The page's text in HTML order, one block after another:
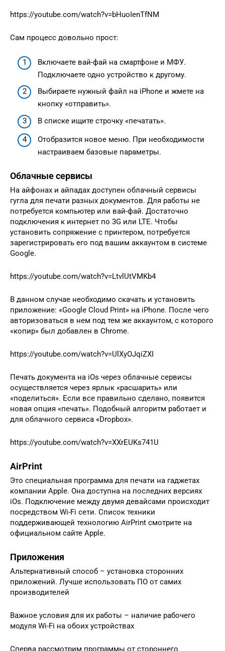
https://youtube.com/watch?v=bHuoIenTfNM
Сам процесс довольно прост:
Включаете вай-фай на смартфоне и МФУ.
Подключаете одно устройство к другому.
Выбираете нужный файл на iPhone и жмете на
кнопку «отправить».
В списке ищите строчку «печатать».
Отобразится новое меню. При необходимости
настраиваем базовые параметры.
Облачные сервисы
На айфонах и айпадах доступен облачный сервисы
гугла для печати разных документов. Для работы не
потребуется компьютер или вай-фай. Достаточно
подключения к интернет по 3G или LTE. Чтобы
установить сопряжение с принтером, потребуется
зарегистрировать его под вашим аккаунтом в системе
Google.
https://youtube.com/watch?v=LtvlUtVMKb4
В данном случае необходимо скачать и установить
приложение: «Google Cloud Print» на iPhone. После чего
авторизоваться в нем под тем же аккаунтом, с которого
«копир» был добавлен в Chrome.
https://youtube.com/watch?v=UlXyOJqiZXI
Печать документа на iOs через облачные сервисы
осуществляется через ярлык «расшарить» или
«поделиться». Если все правильно сделано, появится
новая опция «печать». Подобный алгоритм работает и
для облачного сервиса «Dropbox».
https://youtube.com/watch?v=XXrEUKs741U
AirPrint
Это специальная программа для печати на гаджетах
компании Apple. Она доступна на последних версиях
iOs. Подключение между двумя девайсами происходит
посредством Wi-Fi сети. Список техники
поддерживающей технологию AirPrint смотрите на
официальном сайте Apple.
Приложения
Альтернативный способ – установка сторонних
приложений. Лучше использовать ПО от самих
производителей
Важное условия для их работы – наличие рабочего
модуля Wi-Fi на обоих устройствах
Сперва рассмотрим программы от стороннего